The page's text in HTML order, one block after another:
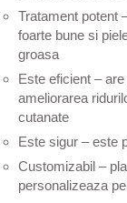
Tratament potent
foarte bune si
groasa
Este eficient –
ameliorarea
cutanate
Este sigur – este
Customizabil –
personalizeaza